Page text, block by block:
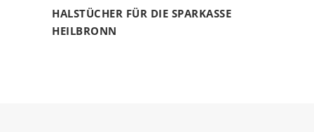
HALSTÜCHER FÜR DIE SPARKASSE
HEILBRONN